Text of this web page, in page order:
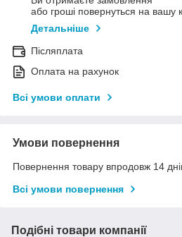
або гроші повернуться на вашу
Детальніше
Післяплата
Оплата на рахунок
Всі умови оплати
Умови повернення
Повернення товару впродовж 14
Всі умови повернення
Подібні товари компанії